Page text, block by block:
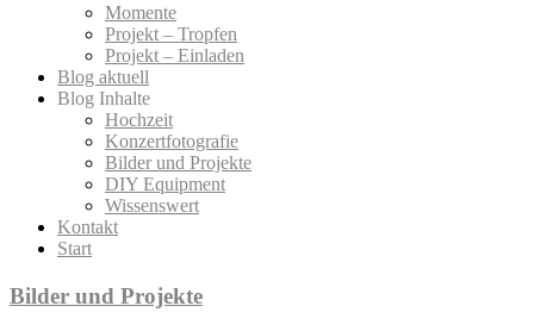
Momente
Projekt – Tropfen
Projekt – Einladen
Blog aktuell
Blog Inhalte
Hochzeit
Konzertfotografie
Bilder und Projekte
DIY Equipment
Wissenswert
Kontakt
Start
Bilder und Projekte